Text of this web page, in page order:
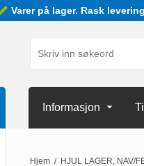
Varer på lager. Rask levering
Informasjon
Hjem / HJUL LAGER, NAV/